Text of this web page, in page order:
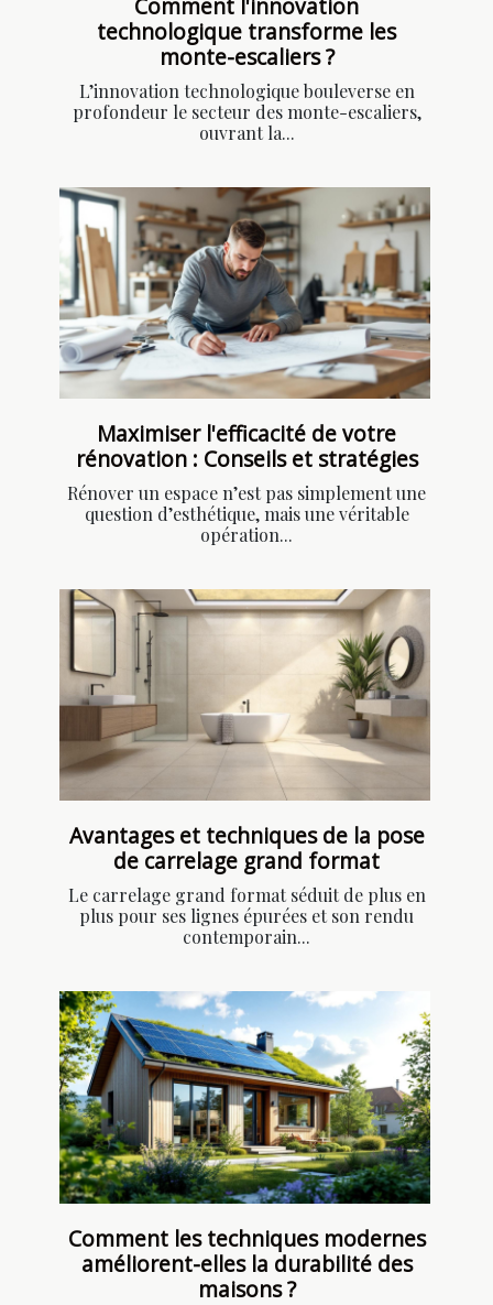
technologique transforme les
monte-escaliers ?
L’innovation technologique bouleverse en
profondeur le secteur des monte-escaliers,
ouvrant la...
Maximiser l'efficacité de votre
rénovation : Conseils et stratégies
Rénover un espace n’est pas simplement une
question d’esthétique, mais une véritable
opération...
Avantages et techniques de la pose
de carrelage grand format
Le carrelage grand format séduit de plus en
plus pour ses lignes épurées et son rendu
contemporain...
Comment les techniques modernes
améliorent-elles la durabilité des
maisons ?